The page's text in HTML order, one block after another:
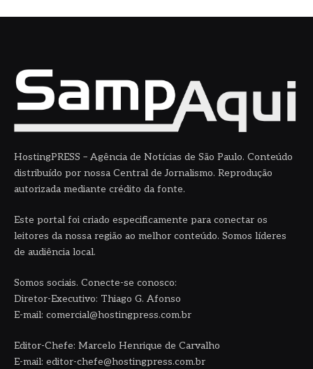
HostingPRESS – Agência de Notícias de São Paulo. Conteúdo
distribuído por nossa Central de Jornalismo. Reprodução
autorizada mediante crédito da fonte.
Este portal foi criado especificamente para conectar os
leitores da nossa região ao melhor conteúdo. Somos líderes
de audiência local.
Somos sociais. Conecte-se conosco:
Diretor-Executivo: Thiago G. Afonso
E-mail: comercial@hostingpress.com.br
Editor-Chefe: Marcelo Henrique de Carvalho
E-mail: editor-chefe@hostingpress.com.br